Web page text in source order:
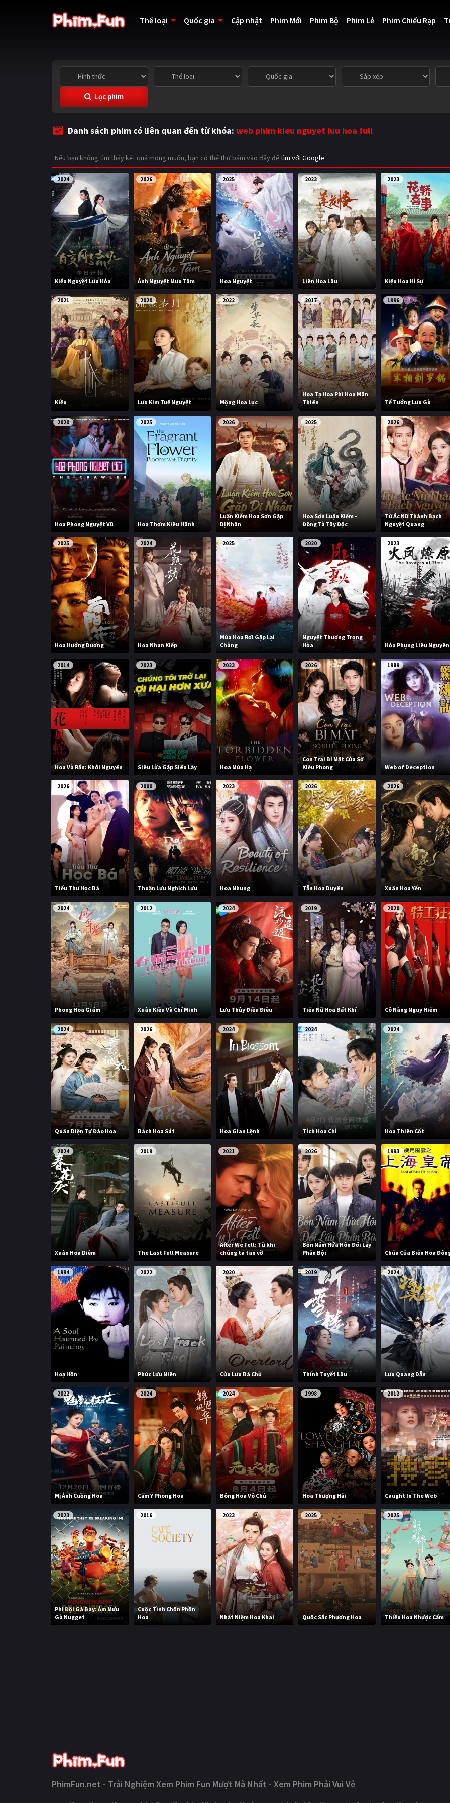
Thể loại Quốc gia Cập nhật Phim Mới Phim Bộ Phim Lẻ Phim Chiếu Rạp
Lọc phim
Danh sách phim có liên quan đến từ khóa: web phim kieu nguyet luu hoa full
Nếu bạn không tìm thấy kết quả mong muốn, bạn có thể thử bấm vào đây đểtìm với Google
2024
Kiểu Nguyệt Lưu Hỏa
2026
Ánh Nguyệt Mưu Tâm
2025
Hoa Nguyệt
2023
Liên Hoa Lâu
2023
Kiệu Hoa Hỉ Sự
2021
Kiều
2020
Lưu Kim Tuế Nguyệt
2022
Mộng Hoa Lục
2017
Hoa Tạ Hoa Phi Hoa Mãn
Thiên
1996
Tể Tướng Lưu Gù
2020
Hoa Phong Nguyệt Vũ
2025
Hoa Thơm Kiêu Hãnh
2026
Luận Kiếm Hoa Sơn Gặp
Dị Nhân
2025
Hoa Sơn Luận Kiếm -
Đông Tà Tây Độc
2026
Từ Ác Nữ Thành Bạch
Nguyệt Quang
2025
Hoa Hướng Dương
2024
Hoa Nhan Kiếp
2025
Mùa Hoa Rơi Gặp Lại
Chàng
2020
Nguyệt Thượng Trọng
Hỏa
2023
Hỏa Phụng Liêu Nguyên
2014
Hoa Và Rắn: Khởi Nguyên
2023
Siêu Lừa Gặp Siêu Lầy
2023
Hoa Mùa Hạ
2026
Con Trai Bí Mật Của Sở
Kiều Phong
1989
Web of Deception
2026
Tiểu Thư Học Bá
2000
Thuận Lưu Nghịch Lưu
2023
Hoa Nhung
2026
Tẫn Hoa Duyên
2026
Xuân Hoa Yến
2024
Phong Hoa Giám
2012
Xuân Kiều Và Chí Minh
2024
Lưu Thủy Điều Điều
2019
Tiểu Nữ Hoa Bất Khí
2020
Cô Nàng Nguy Hiểm
2024
Quân Diện Tự Đào Hoa
2026
Bách Hoa Sát
2024
Hoa Gian Lệnh
2024
Tích Hoa Chỉ
2024
Hoa Thiên Cốt
2024
Xuân Hoa Diễm
2019
The Last Full Measure
2021
After We Fell: Từ khi
chúng ta tan vỡ
2026
Bốn Năm Hứa Hôn Đổi Lấy
Phản Bội
1993
Chúa Của Biển Hoa
1994
Hoạ Hồn
2022
Phúc Lưu Niên
2020
Cửu Lưu Bá Chủ
2019
Thính Tuyết Lâu
2024
Lưu Quang Dẫn
2022
Mị Ảnh Cuồng Hoa
2024
Cẩm Y Phong Hoa
2024
Bông Hoa Vô Chủ
1998
Hoa Thượng Hải
2012
Caught In The Web
2023
Phi Đội Gà Bay: Âm Mưu
Gà Nugget
2016
Cuộc Tình Chốn Phồn
Hoa
2023
Nhất Niệm Hoa Khai
2025
Quốc Sắc Phương Hoa
2025
Thiều Hoa Nhược Cẩm
PhimFun.net - Trải Nghiệm Xem Phim Fun Mượt Mà Nhất - Xem Phim Phải Vui Vẻ